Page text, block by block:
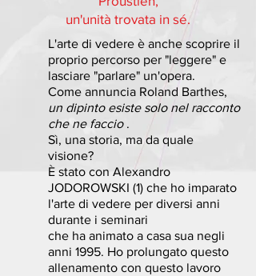
un'unità trovata in sé.
L'arte di vedere è anche scoprire il
proprio percorso per "leggere" e
lasciare "parlare" un'opera.
Come annuncia Roland Barthes,
un dipinto esiste solo nel racconto
che ne faccio.
Sì, una storia, ma da quale
visione?
È stato con Alexandro
JODOROWSKI (1) che ho imparato
l'arte di vedere per diversi anni
durante i seminari
che ha animato a casa sua negli
anni 1995. Ho prolungato questo
allenamento con questo lavoro